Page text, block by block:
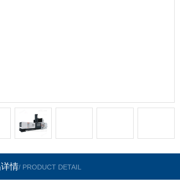
情/ PRODUCT DETAIL